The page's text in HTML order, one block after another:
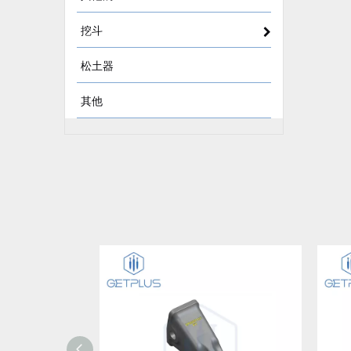
挖斗
松土器
其他